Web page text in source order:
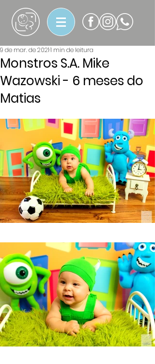
Monstros S.A. Mike
Wazowski - 6 meses do
Matias
9 de mar. de 20211 min de leitura